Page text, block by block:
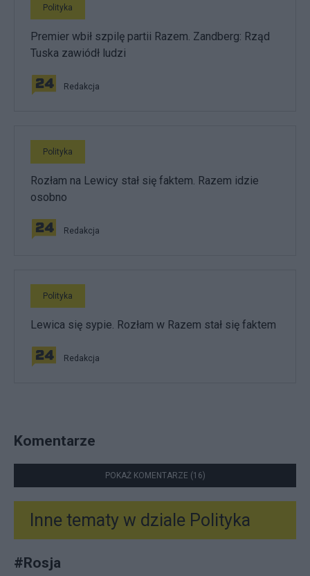
Polityka
Premier wbił szpilę partii Razem. Zandberg: Rząd
Tuska zawiódł ludzi
Redakcja
Polityka
Rozłam na Lewicy stał się faktem. Razem idzie
osobno
Redakcja
Polityka
Lewica się sypie. Rozłam w Razem stał się faktem
Redakcja
Komentarze
POKAŻ KOMENTARZE (16)
Inne tematy w dziale Polityka
#Rosja